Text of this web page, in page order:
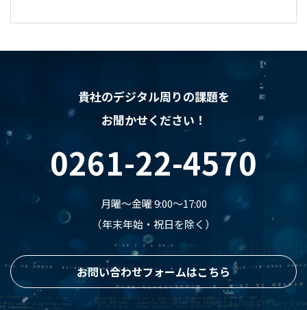
貴社のデジタル周りの課題を
お聞かせください！
0261-22-4570
月曜〜金曜 9:00〜17:00
（年末年始・祝日を除く）
お問い合わせフォームはこちら